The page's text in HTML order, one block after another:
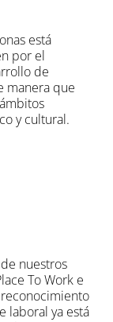
está
por el
de
manera que
y cultural.
nuestros
To Work e
laboral ya está